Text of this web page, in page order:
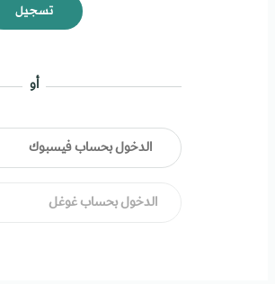
تسجيل
أو
الدخول بحساب فيسبوك
الدخول بحساب غوغل